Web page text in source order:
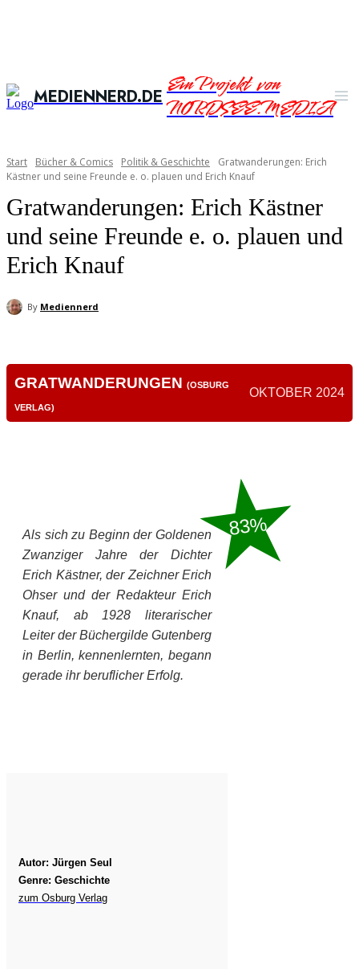
MEDIENNERD.DEEin Projekt von
NORDSEE.MEDIA
Start Bücher & Comics Politik & Geschichte
Gratwanderungen: Erich
Kästner und seine Freunde e. o. plauen und Erich Knauf
Gratwanderungen: Erich Kästner
und seine Freunde e. o. plauen und
Erich Knauf
By Mediennerd
GRATWANDERUNGEN (OSBURG
VERLAG)
OKTOBER 2024
Als sich zu Beginn der Goldenen
Zwanziger Jahre der Dichter
Erich Kästner, der Zeichner Erich
Ohser und der Redakteur Erich
Knauf, ab 1928 literarischer
Leiter der Büchergilde Gutenberg
in Berlin, kennenlernten, begann
gerade ihr beruflicher Erfolg.
Autor: Jürgen Seul
Genre: Geschichte
zum Osburg Verlag
83%